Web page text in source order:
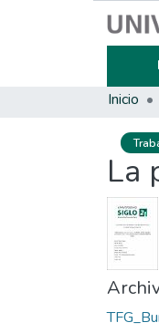
Inicio
La